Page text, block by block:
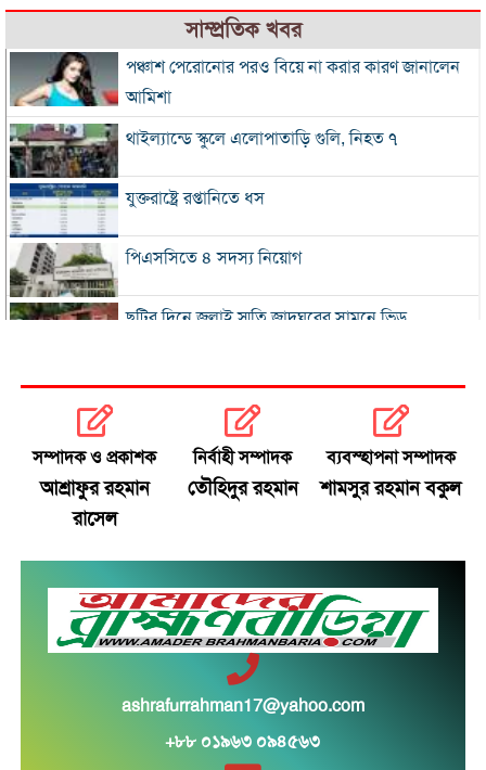
সাম্প্রতিক খবর
পঞ্চাশ পেরোনোর পরও বিয়ে না করার কারণ জানালেন
আমিশা
থাইল্যান্ডে স্কুলে এলোপাতাড়ি গুলি, নিহত ৭
যুক্তরাষ্ট্রে রপ্তানিতে ধস
পিএসসিতে ৪ সদস্য নিয়োগ
ছুটির দিনে জুলাই স্মৃতি জাদুঘরের সামনে ভিড়
নতুন বিদেশি কোচের খোঁজে বিসিবি
শীর্ষ মাদক কারবারিদের তালিকা প্রস্তুত করা হচ্ছে:
বগুড়ায় বাসচাপায় নিহত ৬
সিলেটে দুই বাসের মুখোমুখি সংঘর্ষে নিহত ৯
সড়ক দুর্ঘটনায় আহত অভিনেত্রী মৌসুমী মৌ
সংস্কার ও গণভোট ইস্যুতে রাজপথে সরব বিরোধীরা
সম্পাদক ও প্রকাশক
আশ্রাফুর রহমান
রাসেল
নির্বাহী সম্পাদক
তৌহিদুর রহমান
ব্যবস্হাপনা সম্পাদক
শামসুর রহমান বকুল
ashrafurrahman17@yahoo.com
+৮৮ ০১৯৬৩ ০৯৪৫৬৩